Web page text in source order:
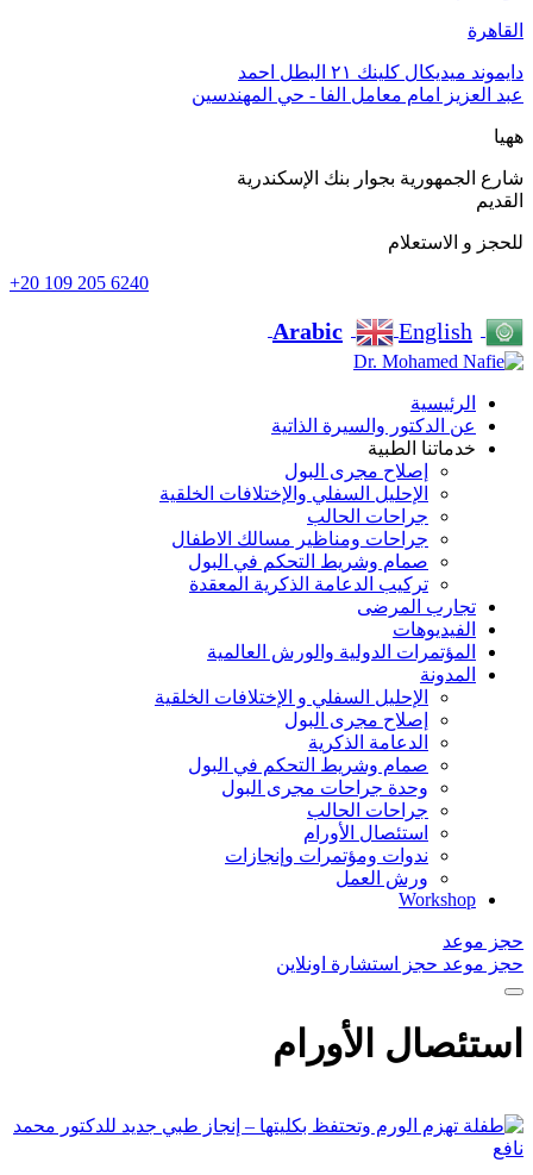
القاهرة
دايموند ميديكال كلينك ٢١ البطل احمد
عبد العزيز امام معامل الفا - حي المهندسين
ههيا
شارع الجمهورية بجوار بنك الإسكندرية
القديم
للحجز و الاستعلام
+20 109 205 6240
Arabic English
الرئيسية
عن الدكتور والسيرة الذاتية
خدماتنا الطبية
إصلاح مجرى البول
الإحليل السفلي والإختلافات الخلقية
جراحات الحالب
جراحات ومناظير مسالك الاطفال
صمام وشريط التحكم في البول
تركيب الدعامة الذكرية المعقدة
تجارب المرضى
الفيديوهات
المؤتمرات الدولية والورش العالمية
المدونة
الإحليل السفلي و الإختلافات الخلقية
إصلاح مجرى البول
الدعامة الذكرية
صمام وشريط التحكم في البول
وحدة جراحات مجرى البول
جراحات الحالب
استئصال الأورام
ندوات ومؤتمرات وإنجازات
ورش العمل
Workshop
حجز موعد
حجز موعد حجز استشارة اونلاين
استئصال الأورام